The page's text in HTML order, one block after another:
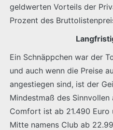
geldwerten Vorteils der
Prozent des
Ein Schnäppchen war der
und auch wenn die Preise
angestiegen sind, ist der
Mindestmaß des Sinnvollen
Comfort ist ab 21.490
Mitte namens Club ab